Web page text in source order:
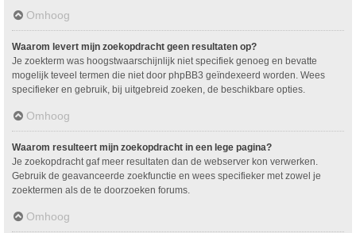
Omhoog
Waarom levert mijn zoekopdracht geen resultaten op?
Je zoekterm was hoogstwaarschijnlijk niet specifiek genoeg en bevatte
mogelijk teveel termen die niet door phpBB3 geïndexeerd worden. Wees
specifieker en gebruik, bij uitgebreid zoeken, de beschikbare opties.
Omhoog
Waarom resulteert mijn zoekopdracht in een lege pagina?
Je zoekopdracht gaf meer resultaten dan de webserver kon verwerken.
Gebruik de geavanceerde zoekfunctie en wees specifieker met zowel je
zoektermen als de te doorzoeken forums.
Omhoog